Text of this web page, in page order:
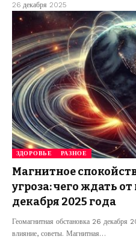
26 декабря 2025
ЗДОРОВЬЕ РАЗНОЕ
Магнитное
угроза: чего ждать
декабря 2025 года
Геомагнитная обстановка 26 декабря
влияние, советы. Магнитная…